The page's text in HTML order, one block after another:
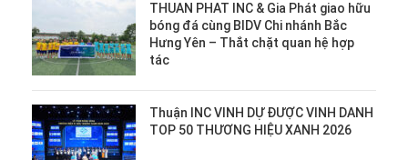
THUAN PHAT INC & Gia Phát giao hữu
bóng đá cùng BIDV Chi nhánh Bắc
Hưng Yên – Thắt chặt quan hệ hợp
tác
Thuận INC VINH DỰ ĐƯỢC VINH DANH
TOP 50 THƯƠNG HIỆU XANH 2026